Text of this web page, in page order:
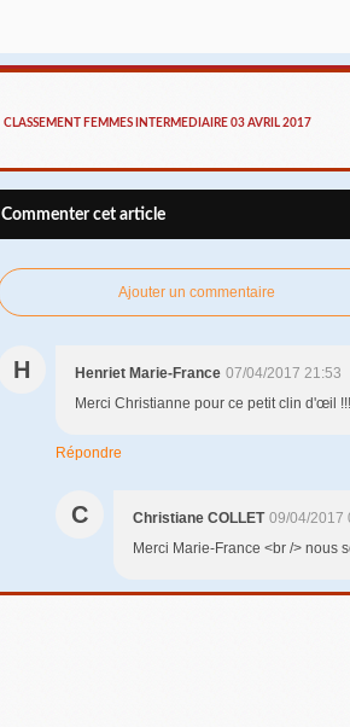
CLASSEMENT FEMMES INTERMEDIAIRE 03 AVRIL 2017
Commenter cet article
Ajouter un commentaire
H Henriet Marie-France 07/04/2017 21:53
Merci Christianne pour ce petit clin d'œil
Répondre
C Christiane COLLET 09/04/2017
Merci Marie-France <br /> nous